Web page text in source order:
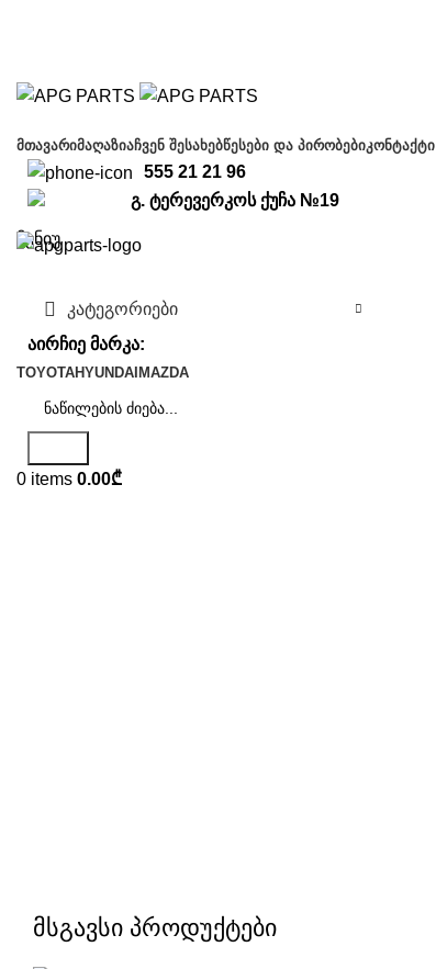
ᲛᲗᲐᲕᲐᲠᲘᲛᲐᲦᲐᲖᲘᲐᲩᲕᲔᲜ ᲨᲔᲡᲐᲮᲔᲑᲬᲔᲡᲔᲑᲘ ᲓᲐ ᲞᲘᲠᲝᲑᲔᲑᲘᲙᲝᲜᲢᲐᲥᲢᲘ
555 21 21 96
გ. ტერევერკოს ქუჩა №19
მენიუ
კატეგორიები
აირჩიე მარკა:
TOYOTAHYUNDAIMAZDA
0 items 0.00₾
მსგავსი პროდუქტები